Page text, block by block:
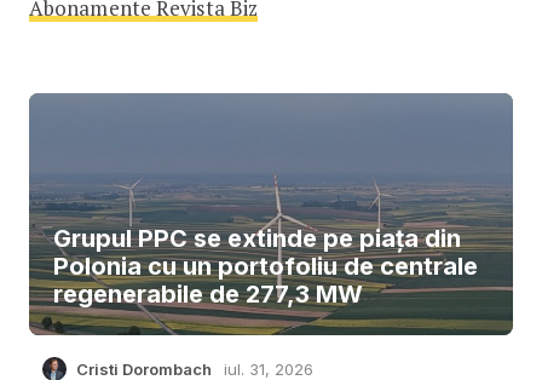
Abonamente Revista Biz
Grupul PPC se extinde pe piața din
Polonia cu un portofoliu de centrale
regenerabile de 277,3 MW
Cristi Dorombach iul. 31, 2026